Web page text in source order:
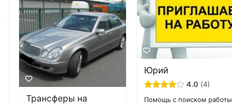
Юрий
4.0 4
Помощь с поиском работы
Трансферы на